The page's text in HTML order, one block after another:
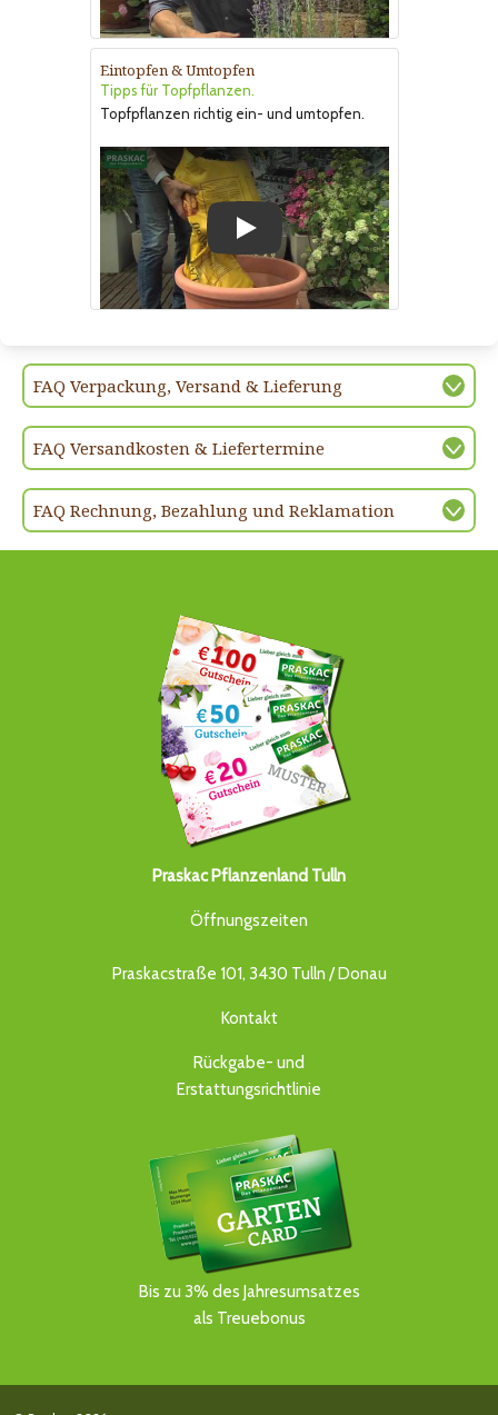
Eintopfen & Umtopfen
Tipps für Topfpflanzen.
Topfpflanzen richtig ein- und umtopfen.
FAQ Verpackung, Versand & Lieferung
FAQ Versandkosten & Liefertermine
FAQ Rechnung, Bezahlung und Reklamation
Praskac Pflanzenland Tulln
Öffnungszeiten
Praskacstraße 101, 3430 Tulln / Donau
Kontakt
Rückgabe- und
Erstattungsrichtlinie
Bis zu 3% des Jahresumsatzes
als Treuebonus